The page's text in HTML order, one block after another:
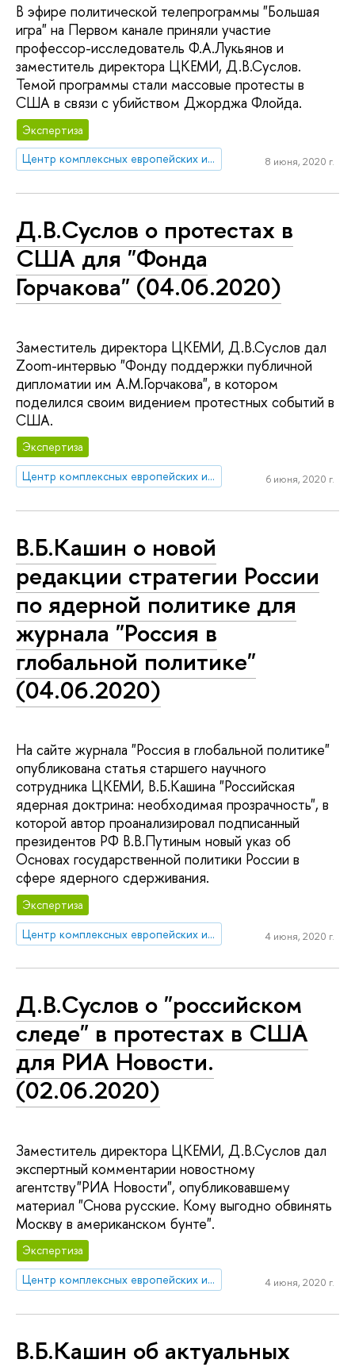
В эфире политической телепрограммы "Большая
игра" на Первом канале приняли участие
профессор-исследователь Ф.А.Лукьянов и
заместитель директора ЦКЕМИ, Д.В.Суслов.
Темой программы стали массовые протесты в
США в связи с убийством Джорджа Флойда.
Экспертиза
Центр комплексных европейских и международных исследований (ЦКЕМИ)
8 июня, 2020 г.
Д.В.Суслов о протестах в
США для "Фонда
Горчакова" (04.06.2020)
Заместитель директора ЦКЕМИ, Д.В.Суслов дал
Zoom-интервью "Фонду поддержки публичной
дипломатии им А.М.Горчакова", в котором
поделился своим видением протестных событий в
США.
Экспертиза
Центр комплексных европейских и международных исследований (ЦКЕМИ)
6 июня, 2020 г.
В.Б.Кашин о новой
редакции стратегии России
по ядерной политике для
журнала "Россия в
глобальной политике"
(04.06.2020)
На сайте журнала "Россия в глобальной политике"
опубликована статья старшего научного
сотрудника ЦКЕМИ, В.Б.Кашина "Российская
ядерная доктрина: необходимая прозрачность", в
которой автор проанализировал подписанный
президентов РФ В.В.Путиным новый указ об
Основах государственной политики России в
сфере ядерного сдерживания.
Экспертиза
Центр комплексных европейских и международных исследований (ЦКЕМИ)
4 июня, 2020 г.
Д.В.Суслов о "российском
следе" в протестах в США
для РИА Новости.
(02.06.2020)
Заместитель директора ЦКЕМИ, Д.В.Суслов дал
экспертный комментарии новостному
агентству"РИА Новости", опубликовавшему
материал "Снова русские. Кому выгодно обвинять
Москву в американском бунте".
Экспертиза
Центр комплексных европейских и международных исследований (ЦКЕМИ)
4 июня, 2020 г.
В.Б.Кашин об актуальных